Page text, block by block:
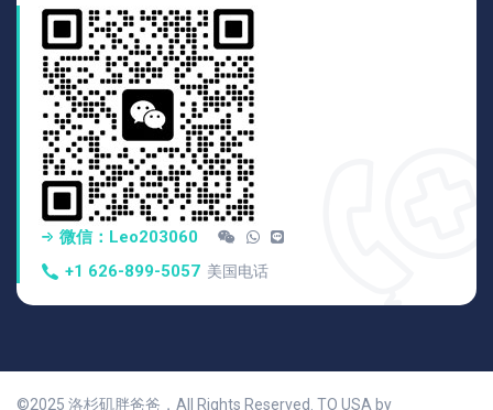
微信：Leo203060
+1 626-899-5057 美国电话
©2025 洛杉矶胖爸爸，All Rights Reserved. TO USA by